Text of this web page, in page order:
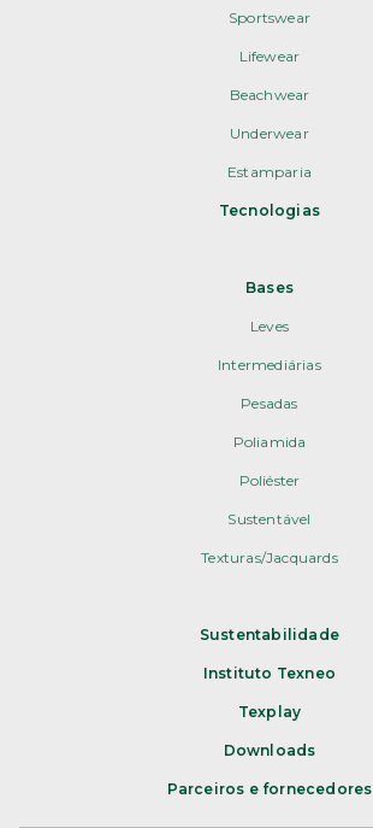
Sportswear
Lifewear
Beachwear
Underwear
Estamparia
Tecnologias
Bases
Leves
Intermediárias
Pesadas
Poliamida
Poliéster
Sustentável
Texturas/Jacquards
Sustentabilidade
Instituto Texneo
Texplay
Downloads
Parceiros e fornecedores